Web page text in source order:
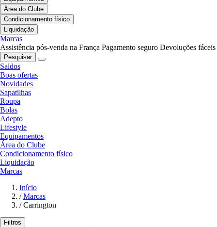
Área do Clube
Condicionamento físico
Liquidação
Marcas
Assistência pós-venda na França Pagamento seguro Devoluções fáceis
Pesquisar
Saldos
Boas ofertas
Novidades
Sapatilhas
Roupa
Bolas
Adepto
Lifestyle
Equipamentos
Área do Clube
Condicionamento físico
Liquidação
Marcas
Início
/ Marcas
/ Carrington
Filtros